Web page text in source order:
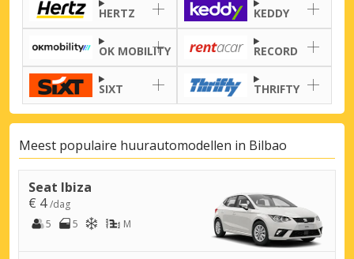
Topbesparingen
Krijg toegang tot exclusieve
partneraanbiedingen
HERTZ KEDDY
OK MOBILITY RECORD
SIXT THRIFTY
Meest populaire huurautomodellen in Bilbao
Seat Ibiza
€ 4/dag
5
5 M